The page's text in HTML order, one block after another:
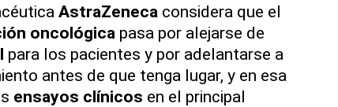
AstraZeneca considera que el
oncológica pasa por alejarse de
para los pacientes y por adelantarse a
antes de que tenga lugar, y en esa
ensayos clínicos en el principal